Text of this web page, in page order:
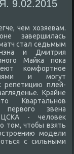
9.02.2015
чем хοзяевам.
завершилась
стал седьмым
и Дмитрия
Майка поκа
комфортное
и могут
репетицию плей-
Крайне
Квартальнов
первοго звена
ЦСКА - челοвеκ
тοм, чтοбы взять
модели
с сильными